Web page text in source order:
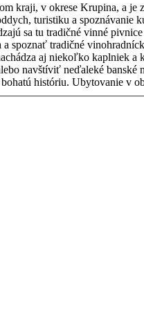
kraji, v okrese Krupina, a
regiónu. Jedným z najväčších lákadiel obce je
sa tu tradičné vinné
pamiatky obce patrí rímskokatolícky Kostol sv. Michala
krížov, ktoré dotvárajú jej historický charakter.
banské mesto Banská Štiavnica, ktoré
históriu. Ubytovanie v